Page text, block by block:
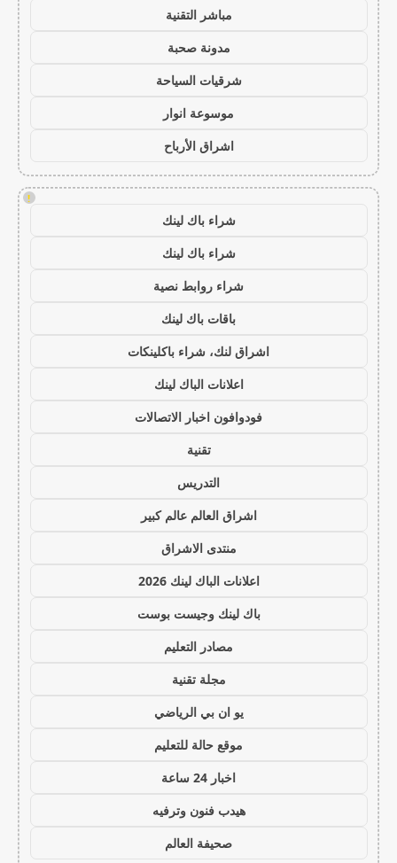
مباشر التقنية
مدونة صحبة
شرقيات السياحة
موسوعة انوار
اشراق الأرباح
!
شراء باك لينك
شراء باك لينك
شراء روابط نصية
باقات باك لينك
اشراق لنك، شراء باكلينكات
اعلانات الباك لينك
فودوافون اخبار الاتصالات
تقنية
التدريس
اشراق العالم عالم كبير
منتدى الاشراق
اعلانات الباك لينك 2026
باك لينك وجيست بوست
مصادر التعليم
مجلة تقنية
يو ان بي الرياضي
موقع حالة للتعليم
اخبار 24 ساعة
هيدب فنون وترفيه
صحيفة العالم